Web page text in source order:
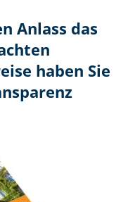
Anlass das
haben Sie